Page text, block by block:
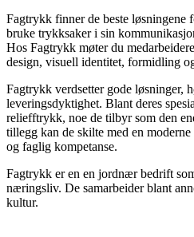
Fagtrykk finner de beste løsningene
bruke trykksaker i sin
Hos Fagtrykk møter du
design, visuell identitet, formidling
Fagtrykk verdsetter gode løsninger,
leveringsdyktighet. Blant deres
reliefftrykk, noe de tilbyr som den
tillegg kan de skilte med en
og faglig kompetanse.
Fagtrykk er en en jordnær bedrift
næringsliv. De samarbeider blant
kultur.